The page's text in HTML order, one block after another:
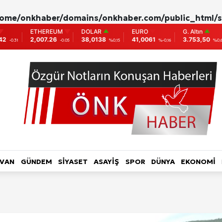
onkhaber/domains/onkhaber.com/public_html/
ETHEREUM
2,007.26 -0.05
DOLAR
38,0138 %0,15
EURO
41,0061 %-0,16
G. Altın
3.753,50
%0,62
GÜNDEM SİYASET ASAYİŞ SPOR DÜNYA EKONOMİ
TOPLUM-YAŞAM KADIN